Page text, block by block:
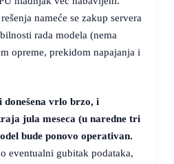
nameće se zakup servera
rada modela (nema
opreme, prekidom napajanja i
donešena vrlo brzo, i
jula meseca (u naredne tri
bude ponovo operativan.
eventualni gubitak podataka,